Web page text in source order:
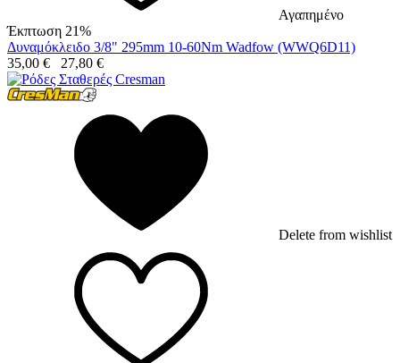
Αγαπημένο
Έκπτωση 21%
Δυναμόκλειδο 3/8" 295mm 10-60Nm Wadfow (WWQ6D11)
35,00 € 27,80 €
Delete from wishlist